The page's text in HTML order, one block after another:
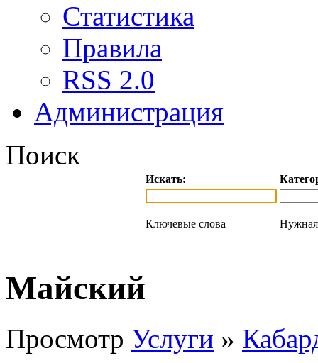
Статистика
Правила
RSS 2.0
Администрация
Поиск
Искать:
Ключевые слова Нужная
Майский
Просмотр Услуги »